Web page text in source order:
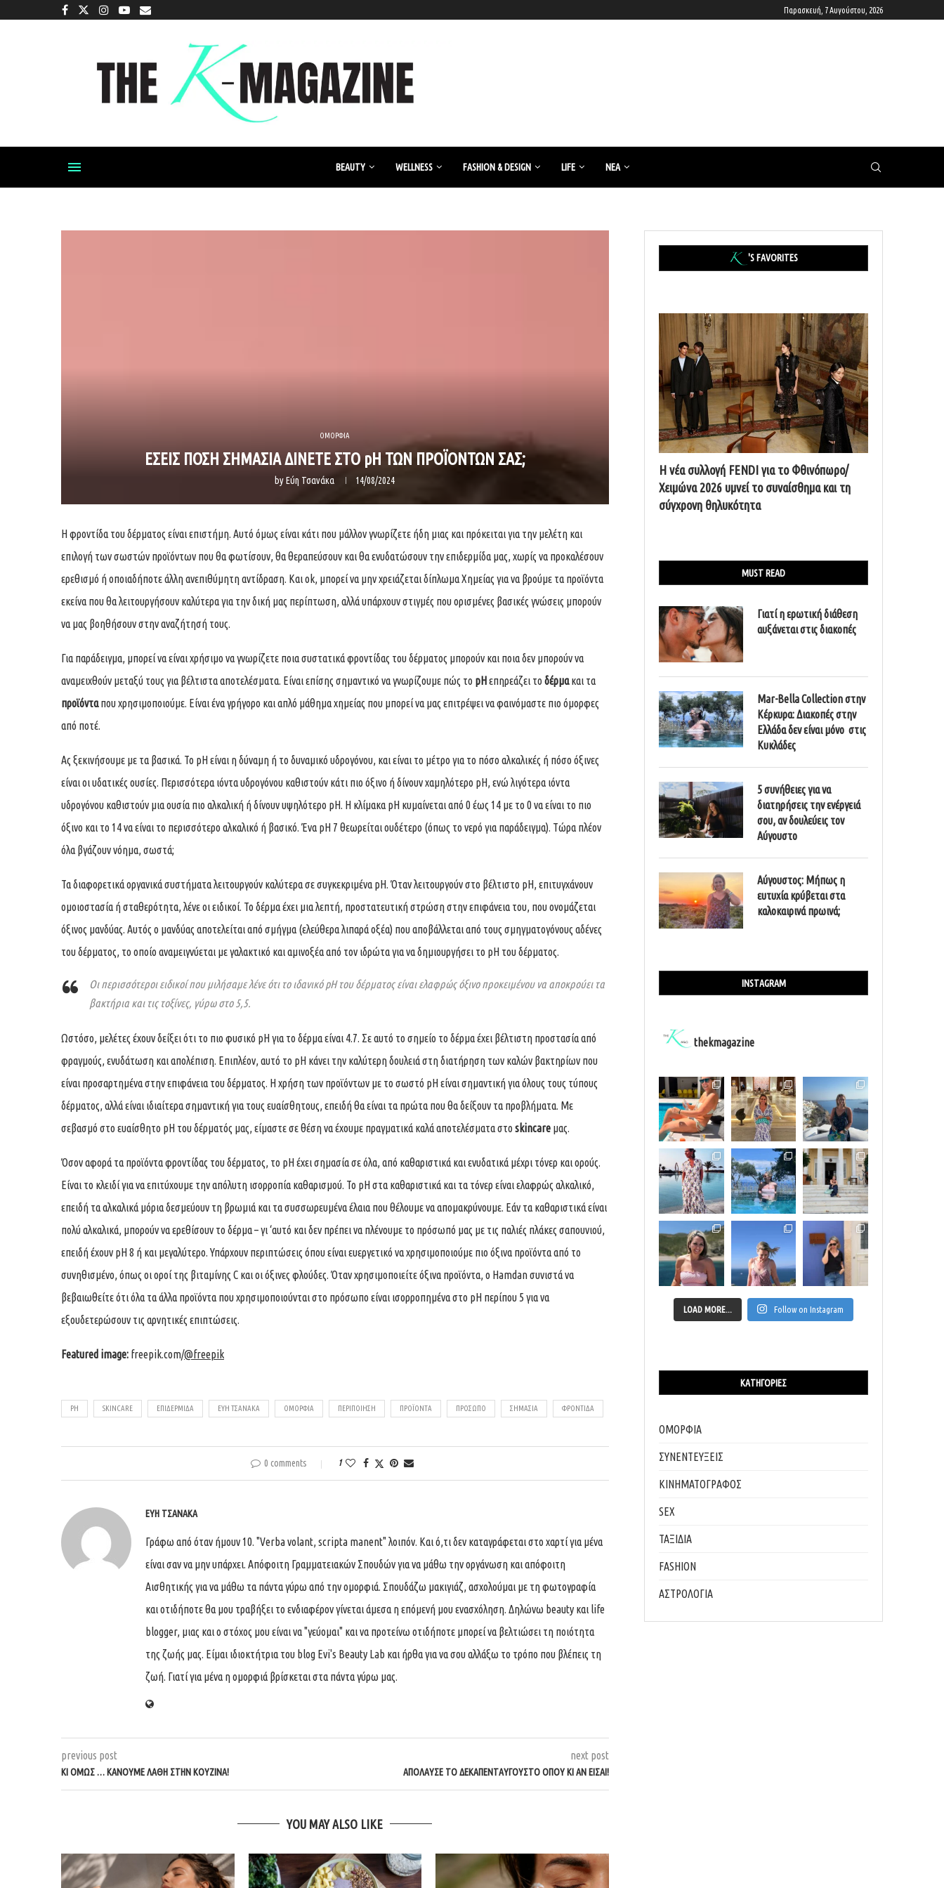
Παρασκευή, 7 Αυγούστου, 2026
BEAUTY WELLNESS FASHION & DESIGN LIFE ΝΈΑ
ΟΜΟΡΦΙΑ
ΕΣΕΙΣ ΠΟΣΗ ΣΗΜΑΣΙΑ ΔΙΝΕΤΕ ΣΤΟ pH ΤΩΝ ΠΡΟΪΟΝΤΩΝ ΣΑΣ;
byΕύη Τσανάκα 14/08/2024
Η φροντίδα του δέρματος είναι επιστήμη. Αυτό όμως είναι κάτι που μάλλον γνωρίζετε ήδη μιας και πρόκειται για την μελέτη και
επιλογή των σωστών προϊόντων που θα φωτίσουν, θα θεραπεύσουν και θα ενυδατώσουν την επιδερμίδα μας, χωρίς να προκαλέσουν
ερεθισμό ή οποιαδήποτε άλλη ανεπιθύμητη αντίδραση. Και ok, μπορεί να μην χρειάζεται δίπλωμα Χημείας για να βρούμε τα προϊόντα
εκείνα που θα λειτουργήσουν καλύτερα για την δική μας περίπτωση, αλλά υπάρχουν στιγμές που ορισμένες βασικές γνώσεις μπορούν
να μας βοηθήσουν στην αναζήτησή τους.
Για παράδειγμα, μπορεί να είναι χρήσιμο να γνωρίζετε ποια συστατικά φροντίδας του δέρματος μπορούν και ποια δεν μπορούν να
αναμειχθούν μεταξύ τους για βέλτιστα αποτελέσματα. Είναι επίσης σημαντικό να γνωρίζουμε πώς το pHεπηρεάζει το δέρμακαι τα
προϊόνταπου χρησιμοποιούμε. Είναι ένα γρήγορο και απλό μάθημα χημείας που μπορεί να μας επιτρέψει να φαινόμαστε πιο όμορφες
από ποτέ.
Ας ξεκινήσουμε με τα βασικά. Το pH είναι η δύναμη ή το δυναμικό υδρογόνου, και είναι το μέτρο για το πόσο αλκαλικές ή πόσο όξινες
είναι οι υδατικές ουσίες. Περισσότερα ιόντα υδρογόνου καθιστούν κάτι πιο όξινο ή δίνουν χαμηλότερο pΗ, ενώ λιγότερα ιόντα
υδρογόνου καθιστούν μια ουσία πιο αλκαλική ή δίνουν υψηλότερο pΗ. Η κλίμακα pΗ κυμαίνεται από 0 έως 14 με το 0 να είναι το πιο
όξινο και το 14 να είναι το περισσότερο αλκαλικό ή βασικό. Ένα pΗ 7 θεωρείται ουδέτερο (όπως το νερό για παράδειγμα). Τώρα πλέον
όλα βγάζουν νόημα, σωστά;
Τα διαφορετικά οργανικά συστήματα λειτουργούν καλύτερα σε συγκεκριμένα pH. Όταν λειτουργούν στο βέλτιστο pH, επιτυγχάνουν
ομοιοστασία ή σταθερότητα, λένε οι ειδικοί. Το δέρμα έχει μια λεπτή, προστατευτική στρώση στην επιφάνεια του, που ονομάζεται
όξινος μανδύας. Αυτός ο μανδύας αποτελείται από σμήγμα (ελεύθερα λιπαρά οξέα) που αποβάλλεται από τους σμηγματογόνους αδένες
του δέρματος, το οποίο αναμειγνύεται με γαλακτικό και αμινοξέα από τον ιδρώτα για να δημιουργήσει το pH του δέρματος.
Οι περισσότεροι ειδικοί που μιλήσαμε λένε ότι το ιδανικό pH του δέρματος είναι ελαφρώς όξινο προκειμένου να αποκρούει τα
βακτήρια και τις τοξίνες, γύρω στο 5,5.
Ωστόσο, μελέτες έχουν δείξει ότι το πιο φυσικό pH για το δέρμα είναι 4.7. Σε αυτό το σημείο το δέρμα έχει βέλτιστη προστασία από
φραγμούς, ενυδάτωση και απολέπιση. Επιπλέον, αυτό το pH κάνει την καλύτερη δουλειά στη διατήρηση των καλών βακτηρίων που
είναι προσαρτημένα στην επιφάνεια του δέρματος. Η χρήση των προϊόντων με το σωστό pH είναι σημαντική για όλους τους τύπους
δέρματος, αλλά είναι ιδιαίτερα σημαντική για τους ευαίσθητους, επειδή θα είναι τα πρώτα που θα δείξουν τα προβλήματα. Με
σεβασμό στο ευαίσθητο pH του δέρματός μας, είμαστε σε θέση να έχουμε πραγματικά καλά αποτελέσματα στο skincare μας.
Όσον αφορά τα προϊόντα φροντίδας του δέρματος, το pH έχει σημασία σε όλα, από καθαριστικά και ενυδατικά μέχρι τόνερ και ορούς.
Είναι το κλειδί για να επιτύχουμε την απόλυτη ισορροπία καθαρισμού. Το pH στα καθαριστικά και τα τόνερ είναι ελαφρώς αλκαλικό,
επειδή τα αλκαλικά μόρια δεσμεύουν τη βρωμιά και τα συσσωρευμένα έλαια που θέλουμε να απομακρύνουμε. Εάν τα καθαριστικά είναι
πολύ αλκαλικά, μπορούν να ερεθίσουν το δέρμα – γι ‘αυτό και δεν πρέπει να πλένουμε το πρόσωπό μας με τις παλιές πλάκες σαπουνιού,
επειδή έχουν pΗ 8 ή και μεγαλύτερο. Υπάρχουν περιπτώσεις όπου είναι ευεργετικό να χρησιμοποιούμε πιο όξινα προϊόντα από το
συνηθισμένο, όπως οι οροί της βιταμίνης C και οι όξινες φλούδες. Όταν χρησιμοποιείτε όξινα προϊόντα, ο Hamdan συνιστά να
βεβαιωθείτε ότι όλα τα άλλα προϊόντα που χρησιμοποιούνται στο πρόσωπο είναι ισορροπημένα στο pH περίπου 5 για να
εξουδετερώσουν τις αρνητικές επιπτώσεις.
Featured image: freepik.com/@freepik
PH SKINCARE ΕΠΙΔΕΡΜΊΔΑ ΕΎΗ ΤΣΑΝΆΚΑ ΟΜΟΡΦΙΆ ΠΕΡΙΠΟΊΗΣΗ ΠΡΟΪΌΝΤΑ ΠΡΌΣΩΠΟ ΣΗΜΑΣΊΑ ΦΡΟΝΤΙΔΑ
0 comments 1
ΕΎΗ ΤΣΑΝΆΚΑ
Γράφω από όταν ήμουν 10. "Verba volant, scripta manent" λοιπόν. Και ό,τι δεν καταγράφεται στο χαρτί για μένα
είναι σαν να μην υπάρχει. Απόφοιτη Γραμματειακών Σπουδών για να μάθω την οργάνωση και απόφοιτη
Αισθητικής για να μάθω τα πάντα γύρω από την ομορφιά. Σπουδάζω μακιγιάζ, ασχολούμαι με τη φωτογραφία
και οτιδήποτε θα μου τραβήξει το ενδιαφέρον γίνεται άμεσα η επόμενή μου ενασχόληση. Δηλώνω beauty και life
blogger, μιας και ο στόχος μου είναι να "γεύομαι" και να προτείνω οτιδήποτε μπορεί να βελτιώσει τη ποιότητα
της ζωής μας. Είμαι ιδιοκτήτρια του blog Evi's Beauty Lab και ήρθα για να σου αλλάξω το τρόπο που βλέπεις τη
ζωή. Γιατί για μένα η ομορφιά βρίσκεται στα πάντα γύρω μας.
previous post
ΚΙ ΟΜΩΣ … ΚΑΝΟΥΜΕ ΛΑΘΗ ΣΤΗΝ ΚΟΥΖΙΝΑ!
next post
ΑΠΟΛΑΥΣΕ ΤΟ ΔΕΚΑΠΕΝΤΑΥΓΟΥΣΤΟ ΟΠΟΥ ΚΙ ΑΝ ΕΙΣΑΙ!
YOU MAY ALSO LIKE
'S FAVORITES
Η νέα συλλογή FENDI για το Φθινόπωρο/
Χειμώνα 2026 υμνεί το συναίσθημα και τη
σύγχρονη θηλυκότητα
MUST READ
Γιατί η ερωτική διάθεση
αυξάνεται στις διακοπές
Mar-Bella Collection στην
Κέρκυρα: Διακοπές στην
Ελλάδα δεν είναι μόνο στις
Κυκλάδες
5 συνήθειες για να
διατηρήσεις την ενέργειά
σου, αν δουλεύεις τον
Αύγουστο
Αύγουστος: Μήπως η
ευτυχία κρύβεται στα
καλοκαιρινά πρωινά;
INSTAGRAM
thekmagazine
LOAD MORE... Follow on Instagram
ΚΑΤΗΓΟΡΊΕΣ
ΟΜΟΡΦΙΑ
ΣΥΝΕΝΤΕΥΞΕΙΣ
ΚΙΝΗΜΑΤΟΓΡΑΦΟΣ
SEX
ΤΑΞΙΔΙΑ
FASHION
ΑΣΤΡΟΛΟΓΙΑ